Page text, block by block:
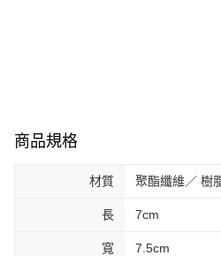
商品規格
材質 聚酯纖維／ 樹
長 7cm
寬 7.5cm